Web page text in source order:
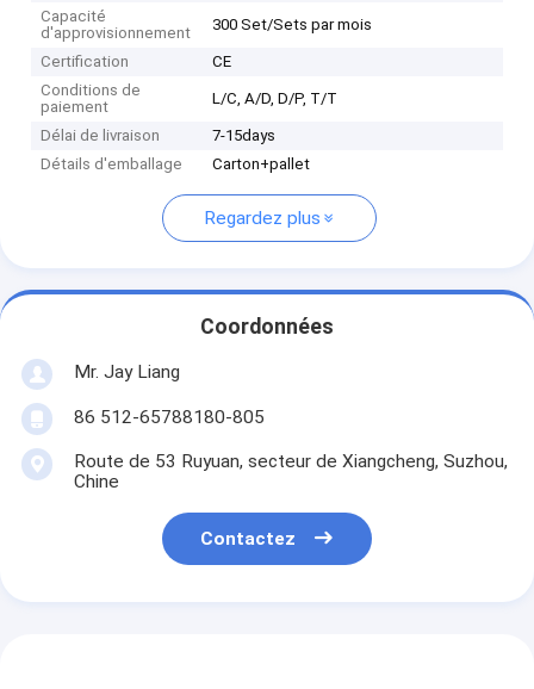
Capacité
d'approvisionnement
300 Set/Sets par mois
Certification
CE
Conditions de
paiement
L/C, A/D, D/P, T/T
Délai de livraison
7-15days
Détails d'emballage
Carton+pallet
Regardez plus
Coordonnées
Mr. Jay Liang
86 512-65788180-805
Route de 53 Ruyuan, secteur de Xiangcheng, Suzhou,
Chine
Contactez